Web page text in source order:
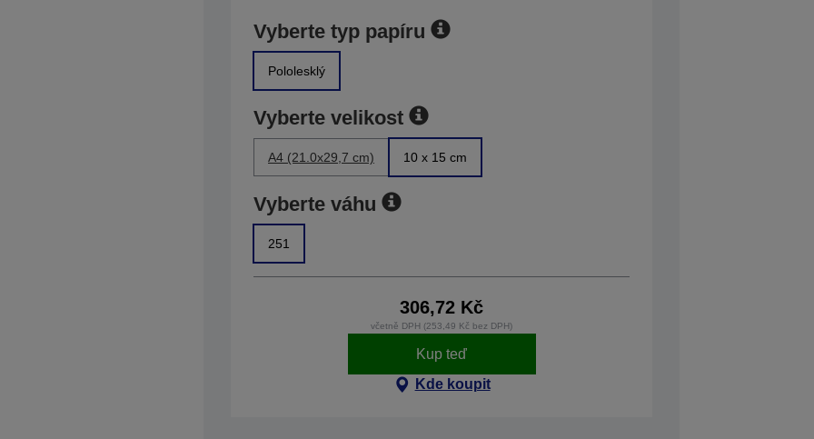
Vyberte typ papíru
Pololesklý
Vyberte velikost
A4 (21.0x29,7 cm) 10 x 15 cm
Vyberte váhu
251
306,72 Kč
včetně DPH (253,49 Kč bez DPH)
Kup teď
Kde koupit